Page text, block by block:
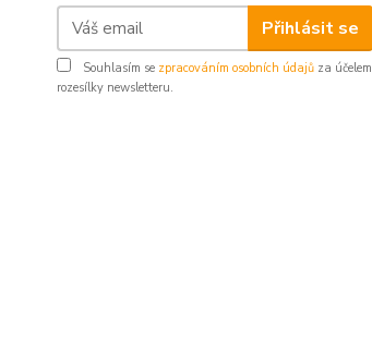
Přihlásit se
Souhlasím se zpracováním osobních údajů za účelem
rozesílky newsletteru.